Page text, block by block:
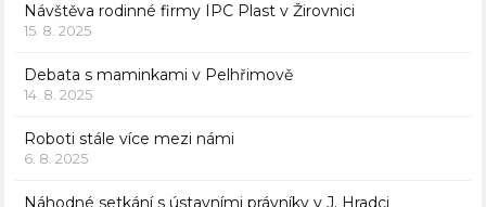
Návštěva rodinné firmy IPC Plast v Žirovnici
15. 8. 2025
Debata s maminkami v Pelhřimově
14. 8. 2025
Roboti stále více mezi námi
6. 8. 2025
Náhodné setkání s ústavními právníky v J. Hradci